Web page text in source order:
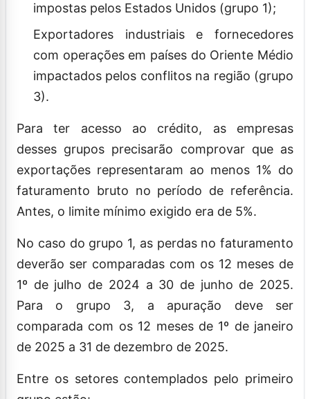
impostas pelos Estados Unidos (grupo 1);
Exportadores industriais e fornecedores
com operações em países do Oriente Médio
impactados pelos conflitos na região (grupo
3).
Para ter acesso ao crédito, as empresas
desses grupos precisarão comprovar que as
exportações representaram ao menos 1% do
faturamento bruto no período de referência.
Antes, o limite mínimo exigido era de 5%.
No caso do grupo 1, as perdas no faturamento
deverão ser comparadas com os 12 meses de
1º de julho de 2024 a 30 de junho de 2025.
Para o grupo 3, a apuração deve ser
comparada com os 12 meses de 1º de janeiro
de 2025 a 31 de dezembro de 2025.
Entre os setores contemplados pelo primeiro